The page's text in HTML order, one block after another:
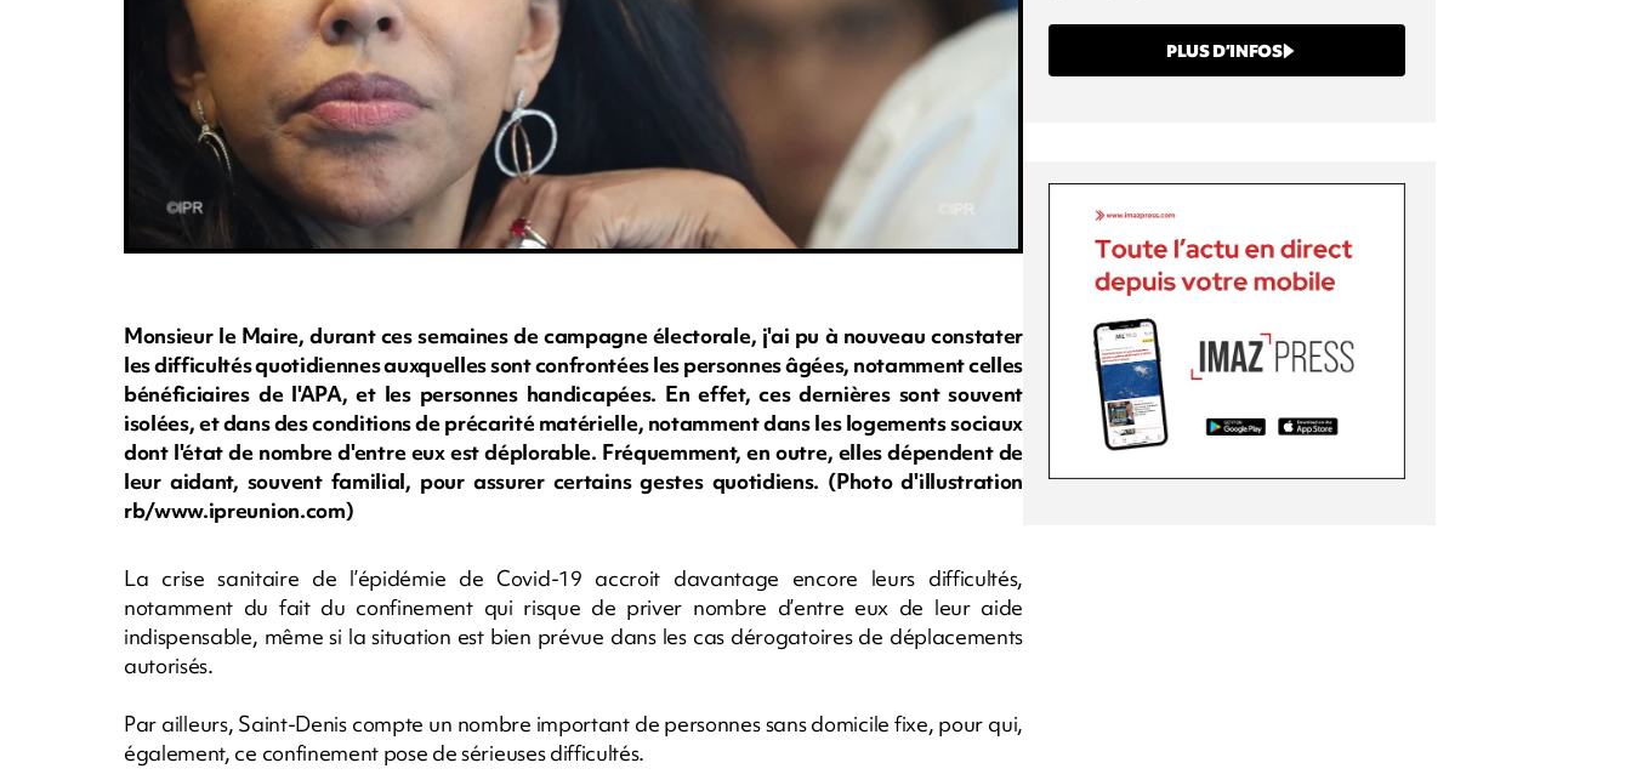
Monsieur le Maire, durant ces semaines de campagne électorale, j'ai pu à nouveau constater
les difficultés quotidiennes auxquelles sont confrontées les personnes âgées, notamment celles
bénéficiaires de l'APA, et les personnes handicapées. En effet, ces dernières sont souvent
isolées, et dans des conditions de précarité matérielle, notamment dans les logements sociaux
dont l'état de nombre d'entre eux est déplorable. Fréquemment, en outre, elles dépendent de
leur aidant, souvent familial, pour assurer certains gestes quotidiens. (Photo d'illustration
rb/www.ipreunion.com)
La crise sanitaire de l’épidémie de Covid-19 accroit davantage encore leurs difficultés,
notamment du fait du confinement qui risque de priver nombre d’entre eux de leur aide
indispensable, même si la situation est bien prévue dans les cas dérogatoires de déplacements
autorisés.
Par ailleurs, Saint-Denis compte un nombre important de personnes sans domicile fixe, pour qui,
également, ce confinement pose de sérieuses difficultés.
PLUS D’INFOS